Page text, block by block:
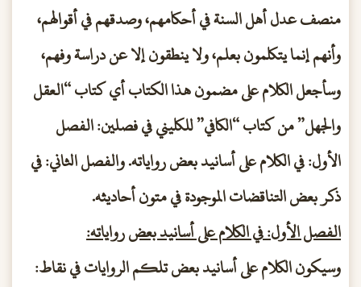
منصف عدل أهل السنة في أحكامهم، وصدقهم في أقوالهم،
وأنهم إنما يتكلمون بعلم، ولا ينطقون إلا عن دراسة وفهم،
وسأجعل الكلام على مضمون هذا الكتاب أي كتاب “العقل
والجهل” من كتاب “الكافي” للكليني في فصلين: الفصل
الأول: في الكلام على أسانيد بعض رواياته. والفصل الثاني: في
ذكر بعض التناقضات الموجودة في متون أحاديثه.
الفصل الأول: في الكلام على أسانيد بعض رواياته:
وسيكون الكلام على أسانيد بعض تلكم الروايات في نقاط: